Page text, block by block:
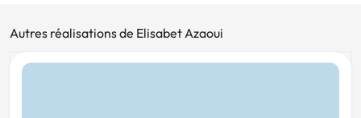
Autres réalisations de Elisabet Azaoui